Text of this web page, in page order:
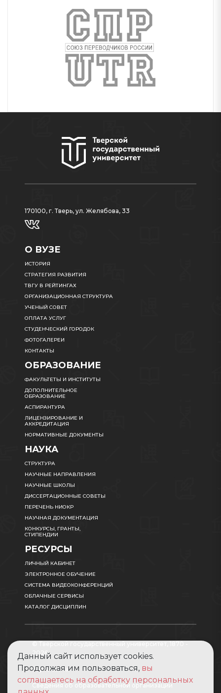
170100, г. Тверь, ул. Желябова, 33
О ВУЗЕ
ИСТОРИЯ
СТРАТЕГИЯ РАЗВИТИЯ
ТВГУ В РЕЙТИНГАХ
ОРГАНИЗАЦИОННАЯ СТРУКТУРА
УЧЕНЫЙ СОВЕТ
ОПЛАТА УСЛУГ
СТУДЕНЧЕСКИЙ ГОРОДОК
ФОТОГАЛЕРЕИ
КОНТАКТЫ
ОБРАЗОВАНИЕ
ФАКУЛЬТЕТЫ И ИНСТИТУТЫ
ДОПОЛНИТЕЛЬНОЕ
ОБРАЗОВАНИЕ
АСПИРАНТУРА
ЛИЦЕНЗИРОВАНИЕ И
АККРЕДИТАЦИЯ
НОРМАТИВНЫЕ ДОКУМЕНТЫ
НАУКА
СТРУКТУРА
НАУЧНЫЕ НАПРАВЛЕНИЯ
НАУЧНЫЕ ШКОЛЫ
ДИССЕРТАЦИОННЫЕ СОВЕТЫ
ПЕРЕЧЕНЬ НИОКР
НАУЧНАЯ ДОКУМЕНТАЦИЯ
КОНКУРСЫ, ГРАНТЫ,
СТИПЕНДИИ
РЕСУРСЫ
ЛИЧНЫЙ КАБИНЕТ
ЭЛЕКТРОННОЕ ОБУЧЕНИЕ
СИСТЕМА ВИДЕОКОНФЕРЕНЦИЙ
ОБЛАЧНЫЕ СЕРВИСЫ
КАТАЛОГ ДИСЦИПЛИН
2026
Карта сайта
Сведения об образовательной организации
Данный сайт использует cookies.
Продолжая им пользоваться, вы
соглашаетесь на обработку персональных